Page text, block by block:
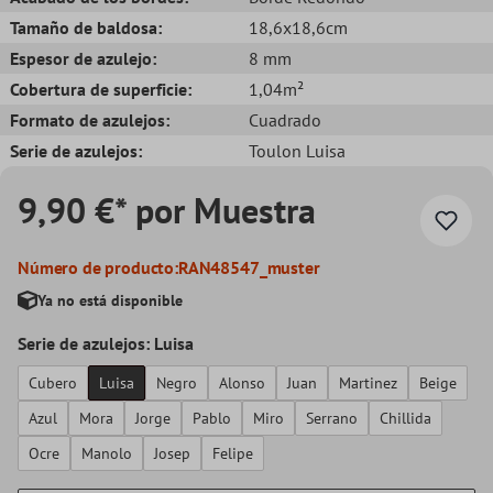
Tamaño de baldosa:
18,6x18,6cm
Espesor de azulejo:
8 mm
Cobertura de superficie:
1,04m²
Formato de azulejos:
Cuadrado
Serie de azulejos:
Toulon Luisa
9,90 €* por Muestra
Número de producto:RAN48547_muster
Ya no está disponible
Serie de azulejos: Luisa
Cubero Luisa Negro Alonso Juan Martinez
Beige
Azul
Mora Jorge Pablo Miro Serrano
Chillida
Ocre
Manolo Josep Felipe